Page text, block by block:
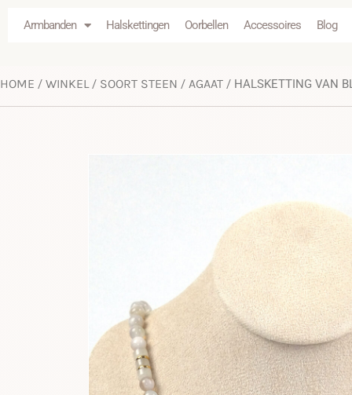
Armbanden Halskettingen Oorbellen Accessoires Blog
HOME / WINKEL/ SOORT STEEN / AGAAT / HALSKETTING VAN